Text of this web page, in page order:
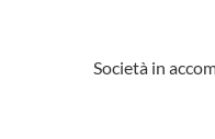
Società in